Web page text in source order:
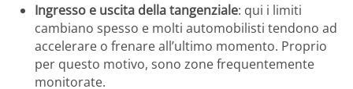
Ingresso e uscita della tangenziale: qui i limiti
cambiano spesso e molti automobilisti tendono ad
accelerare o frenare all’ultimo momento. Proprio
per questo motivo, sono zone frequentemente
monitorate.